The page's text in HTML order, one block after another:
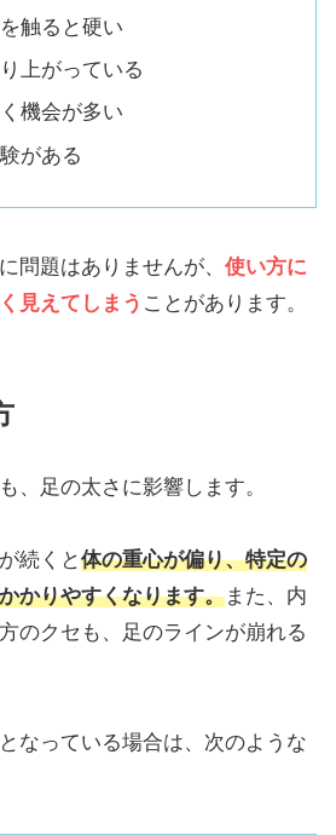
触ると硬い
上がっている
機会が多い
がある
問題はありませんが、 使い方に
見えてしまう ことがあります。
、足の太さに影響します。
続くと体の重心が偏り、特定の
かりやすくなります。また、内
のクセも、足のラインが崩れる
なっている場合は、次のような